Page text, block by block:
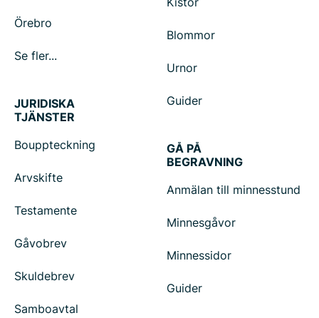
Örebro
Se fler...
Blommor
Urnor
Guider
JURIDISKA
TJÄNSTER
Bouppteckning
Arvskifte
Testamente
Gåvobrev
Skuldebrev
Samboavtal
GÅ PÅ
BEGRAVNING
Anmälan till minnesstund
Minnesgåvor
Minnessidor
Guider